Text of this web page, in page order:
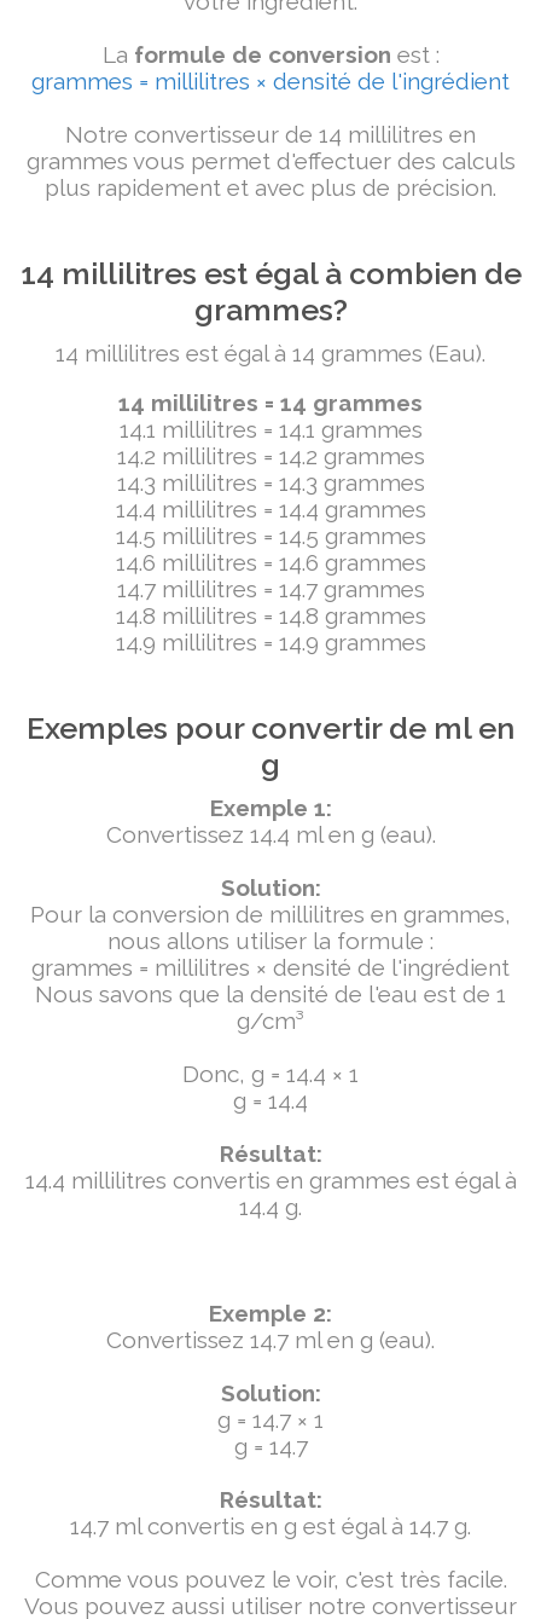
La formule de conversion est :
grammes = millilitres × densité de l'ingrédient
Notre convertisseur de 14 millilitres en
grammes vous permet d'effectuer des calculs
plus rapidement et avec plus de précision.
14 millilitres est égal à combien de
grammes?
14 millilitres est égal à 14 grammes (Eau).
14 millilitres = 14 grammes
14.1 millilitres = 14.1 grammes
14.2 millilitres = 14.2 grammes
14.3 millilitres = 14.3 grammes
14.4 millilitres = 14.4 grammes
14.5 millilitres = 14.5 grammes
14.6 millilitres = 14.6 grammes
14.7 millilitres = 14.7 grammes
14.8 millilitres = 14.8 grammes
14.9 millilitres = 14.9 grammes
Exemples pour convertir de ml en
g
Exemple 1:
Convertissez 14.4 ml en g (eau).
Solution:
Pour la conversion de millilitres en grammes,
nous allons utiliser la formule :
grammes = millilitres × densité de l'ingrédient
Nous savons que la densité de l'eau est de 1
g/cm³
Donc, g = 14.4 × 1
g = 14.4
Résultat:
14.4 millilitres convertis en grammes est égal à
14.4 g.
Exemple 2:
Convertissez 14.7 ml en g (eau).
Solution:
g = 14.7 × 1
g = 14.7
Résultat:
14.7 ml convertis en g est égal à 14.7 g.
Comme vous pouvez le voir, c'est très facile.
Vous pouvez aussi utiliser notre convertisseur